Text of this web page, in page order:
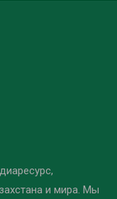
и мира. Мы